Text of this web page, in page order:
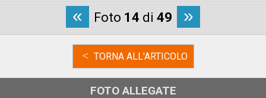
« Foto 14 di 49 »
< TORNA ALL'ARTICOLO
FOTO ALLEGATE